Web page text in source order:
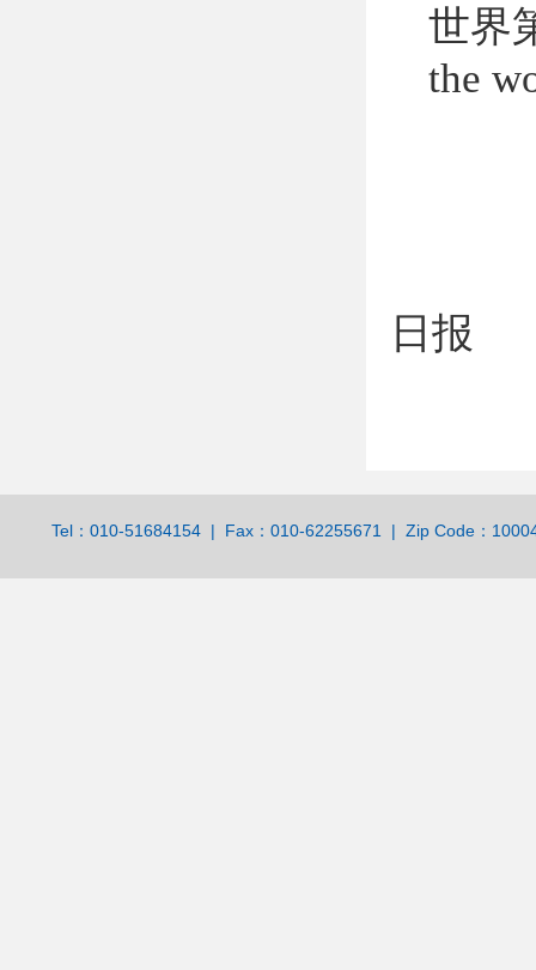
世界
the
日报
Tel：010-51684154 | Fax：010-62255671 | Zip Code：